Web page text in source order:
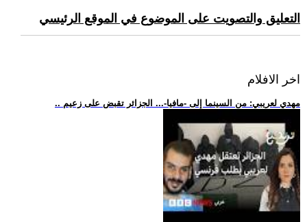
التعليق والتصويت على الموضوع في الموقع الرئيسي
اخر الافلام
.. مهدي لعريبي: من السينما إلى -مافيا-... الجزائر تقبض على زعيم